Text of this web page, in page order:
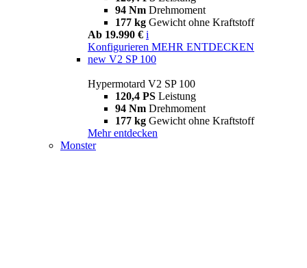
94 Nm Drehmoment
177 kg Gewicht ohne Kraftstoff
Ab 19.990 € i
Konfigurieren MEHR ENTDECKEN
new V2 SP 100
Hypermotard V2 SP 100
120,4 PS Leistung
94 Nm Drehmoment
177 kg Gewicht ohne Kraftstoff
Mehr entdecken
Monster